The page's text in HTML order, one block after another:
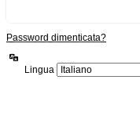
Password dimenticata?
Lingua